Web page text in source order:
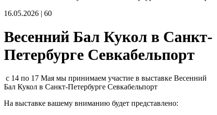
16.05.2026 | 60
Весенний Бал Кукол в Санкт-
Петербурге Севкабельпорт
с 14 по 17 Мая мы принимаем участие в выставке Весенний
Бал Кукол в Санкт-Петербурге Севкабельпорт
На выставке вашему вниманию будет представлено: